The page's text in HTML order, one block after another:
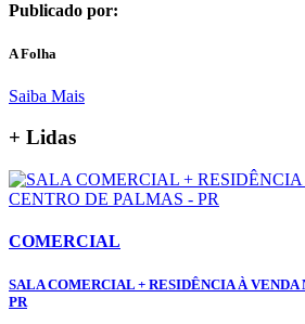
Publicado por:
A Folha
Saiba Mais
+ Lidas
COMERCIAL
SALA COMERCIAL + RESIDÊNCIA À VENDA
PR